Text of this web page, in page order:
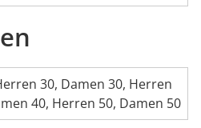
30, Damen 30, Herren
40, Herren 50, Damen 50